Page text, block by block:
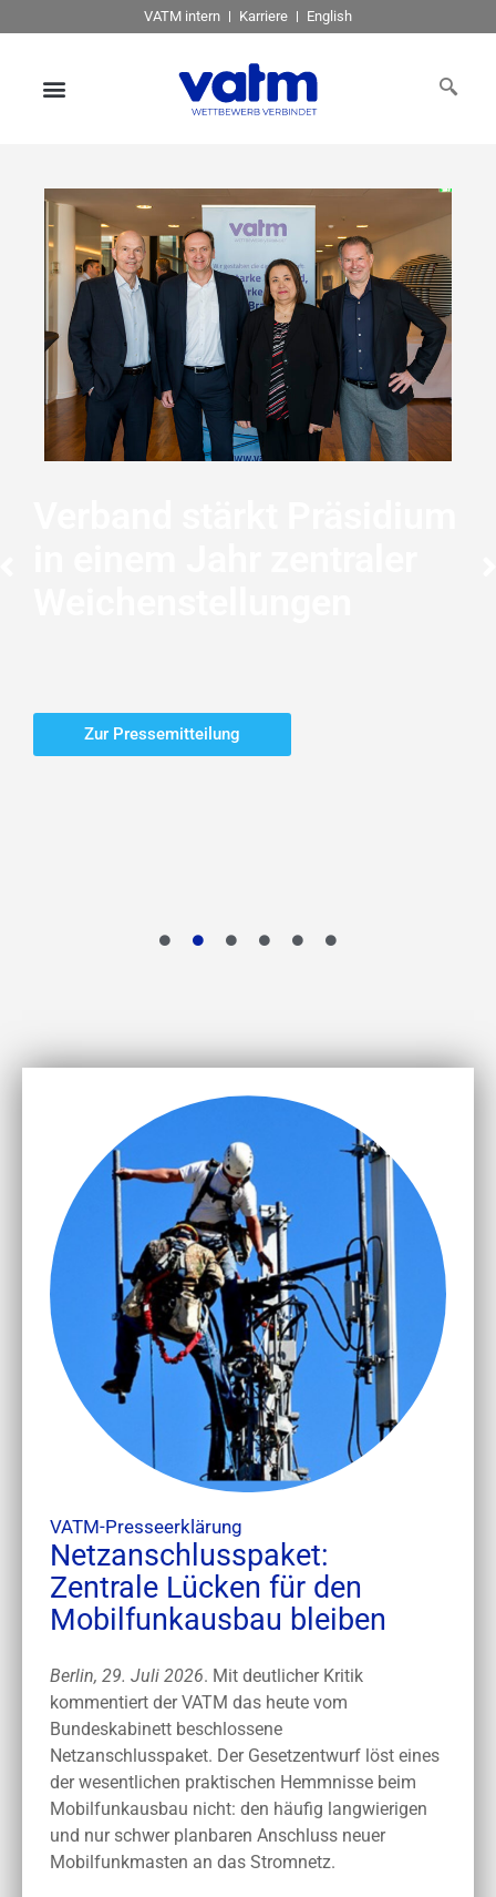
VATM intern Karriere English
Zur Pressemitteilung
VATM-Presseerklärung
Netzanschlusspaket:
Zentrale Lücken für den
Mobilfunkausbau bleiben
Berlin, 29. Juli 2026. Mit deutlicher Kritik
kommentiert der VATM das heute vom
Bundeskabinett beschlossene
Netzanschlusspaket. Der Gesetzentwurf löst eines
der wesentlichen praktischen Hemmnisse beim
Mobilfunkausbau nicht: den häufig langwierigen
und nur schwer planbaren Anschluss neuer
Mobilfunkmasten an das Stromnetz.